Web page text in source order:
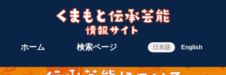
ホーム 検索ページ English
日本語